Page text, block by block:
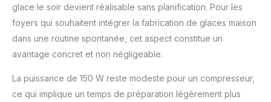
congélateur jusqu'à
-35 degrés. SIMPLE ET
testée Intertek GS
dispose d'une
pratique pour ajouter
des ingrédients
glace le soir devient réalisable sans planification. Pour les
foyers qui souhaitent intégrer la fabrication de glaces maison
dans une routine spontanée, cet aspect constitue un
avantage concret et non négligeable.
La puissance de 150 W reste modeste pour un compresseur,
ce qui implique un temps de préparation légèrement plus